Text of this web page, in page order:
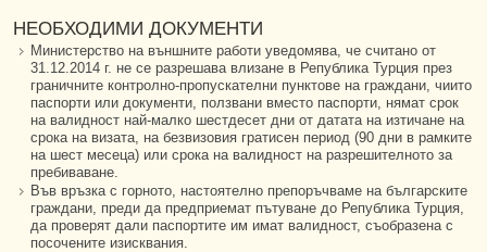
НЕОБХОДИМИ ДОКУМЕНТИ
Министерство на външните работи уведомява, че считано от
31.12.2014 г. не се разрешава влизане в Република Турция през
граничните контролно-пропускателни пунктове на граждани, чиито
паспорти или документи, ползвани вместо паспорти, нямат срок
на валидност най-малко шестдесет дни от датата на изтичане на
срока на визата, на безвизовия гратисен период (90 дни в рамките
на шест месеца) или срока на валидност на разрешителното за
пребиваване.
Във връзка с горното, настоятелно препоръчваме на българските
граждани, преди да предприемат пътуване до Република Турция,
да проверят дали паспортите им имат валидност, съобразена с
посочените изисквания.